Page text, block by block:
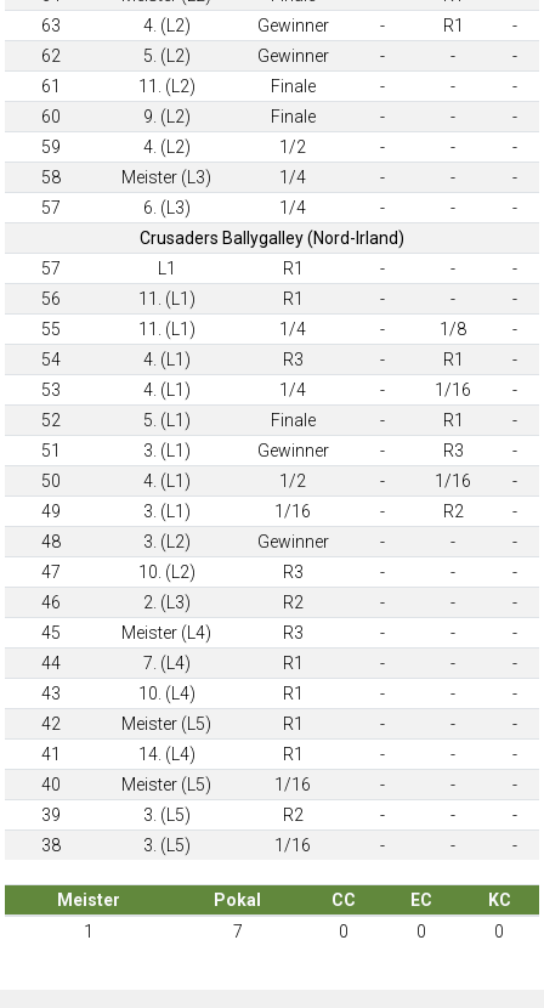
63
4. (L2) Gewinner - R1
-
62
5. (L2) Gewinner - -
-
61
11. (L2) Finale - -
-
60
9. (L2) Finale - -
-
59
4. (L2) 1/2 - -
-
58
Meister (L3) 1/4 - -
-
57
6. (L3) 1/4 - -
-
Crusaders Ballygalley (Nord-Irland)
57
L1 R1 - -
-
56
11. (L1) R1 - -
-
55
11. (L1) 1/4 - 1/8
-
54
4. (L1) R3 - R1
-
53
4. (L1) 1/4 - 1/16
-
52
5. (L1) Finale - R1
-
51
3. (L1) Gewinner - R3
-
50
4. (L1) 1/2 - 1/16
-
49
3. (L1) 1/16 - R2
-
48
3. (L2) Gewinner - -
-
47
10. (L2) R3 - -
-
46
2. (L3) R2 - -
-
45
Meister (L4) R3 - -
-
44
7. (L4) R1 - -
-
43
10. (L4) R1 - -
-
42
Meister (L5) R1 - -
-
41
14. (L4) R1 - -
-
40
Meister (L5) 1/16 - -
-
39
3. (L5) R2 - -
-
38
3. (L5) 1/16 - - -
Meister Pokal CC EC
KC
1
7 0 0 0